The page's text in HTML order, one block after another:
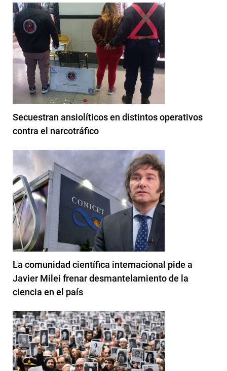
Secuestran ansiolíticos en distintos operativos
contra el narcotráfico
La comunidad científica internacional pide a
Javier Milei frenar desmantelamiento de la
ciencia en el país